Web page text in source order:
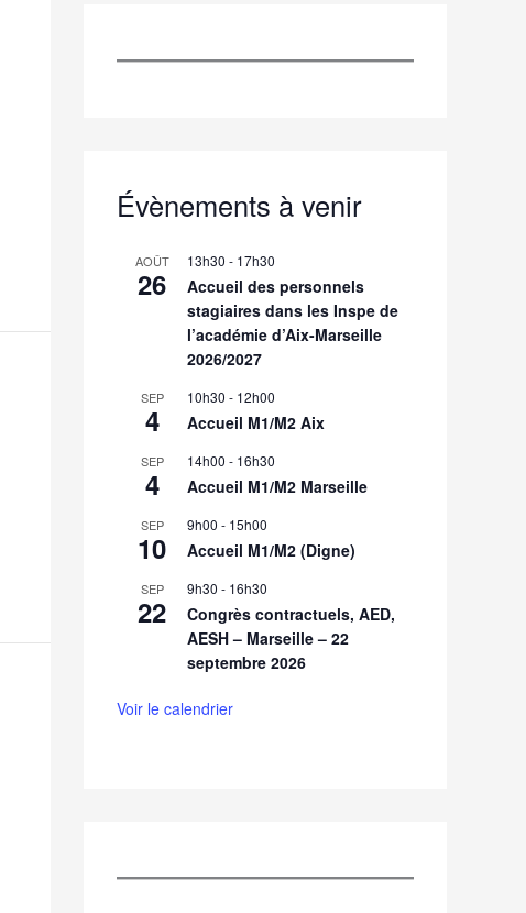
Évènements à venir
AOÛT
26
13h30 - 17h30
Accueil des personnels
stagiaires dans les Inspe de
l’académie d’Aix-Marseille
2026/2027
SEP
4
10h30 - 12h00
Accueil M1/M2 Aix
SEP
4
14h00 - 16h30
Accueil M1/M2 Marseille
SEP
10
9h00 - 15h00
Accueil M1/M2 (Digne)
SEP
22
9h30 - 16h30
Congrès contractuels, AED,
AESH – Marseille – 22
septembre 2026
Voir le calendrier